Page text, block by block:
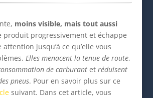
moins visible, mais tout aussi
produit progressivement et échappe
jusqu’à ce qu’elle vous
Elles menacent la tenue de route,
de carburantet réduisent
pneus. Pour en savoir plus sur ce
suivant. Dans cet article, vous